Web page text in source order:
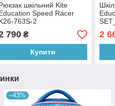
шкільний Kite
Speed Racer
763S-2
790₴
Купити
2
–43%